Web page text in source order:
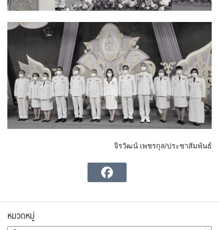
จิรวัฒน์ เพชรกุล/ประชาสัมพันธ์
หมวดหมู่